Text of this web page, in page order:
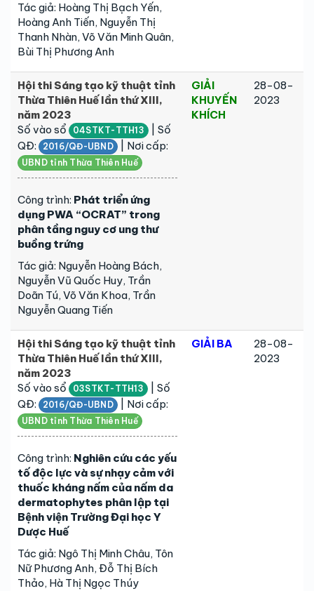
Tác giả: Hoàng Thị Bạch Yến,
Hoàng Anh Tiến, Nguyễn Thị
Thanh Nhàn, Võ Văn Minh Quân,
Bùi Thị Phương Anh
Hội thi Sáng tạo kỹ thuật tỉnh
Thừa Thiên Huế lần thứ XIII,
năm 2023
Số vào sổ
04STKT-TTH13 | Số
QĐ:
2016/QĐ-UBND | Nơi cấp:
UBND tỉnh Thừa Thiên Huế
Công trình: Phát triển ứng
dụng PWA “OCRAT” trong
phân tầng nguy cơ ung thư
buồng trứng
Tác giả: Nguyễn Hoàng Bách,
Nguyễn Vũ Quốc Huy, Trần
Doãn Tú, Võ Văn Khoa, Trần
Nguyễn Quang Tiến
GIẢI
KHUYẾN
KHÍCH
28-08-
2023
Hội thi Sáng tạo kỹ thuật tỉnh
Thừa Thiên Huế lần thứ XIII,
năm 2023
Số vào sổ
03STKT-TTH13 | Số
QĐ:
2016/QĐ-UBND | Nơi cấp:
UBND tỉnh Thừa Thiên Huế
Công trình: Nghiên cứu các yếu
tố độc lực và sự nhạy cảm với
thuốc kháng nấm của nấm da
dermatophytes phân lập tại
Bệnh viện Trường Đại học Y
Dược Huế
Tác giả: Ngô Thị Minh Châu, Tôn
Nữ Phương Anh, Đỗ Thị Bích
Thảo, Hà Thị Ngọc Thúy
GIẢI BA
28-08-
2023